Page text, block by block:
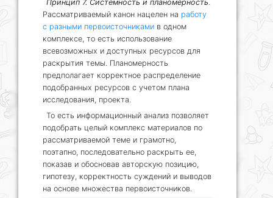
Принцип 7. Системность и планомерность.
Рассматриваемый канон нацелен на работу
с разными первоисточниками в одном
комплексе, то есть использование
всевозможных и доступных ресурсов для
раскрытия темы. Планомерность
предполагает корректное распределение
подобранных ресурсов с учетом плана
исследования, проекта.
То есть информационный анализ позволяет
подобрать целый комплекс материалов по
рассматриваемой теме и грамотно,
поэтапно, последовательно раскрыть ее,
показав и обосновав авторскую позицию,
гипотезу, корректность суждений и выводов
на основе множества первоисточников.